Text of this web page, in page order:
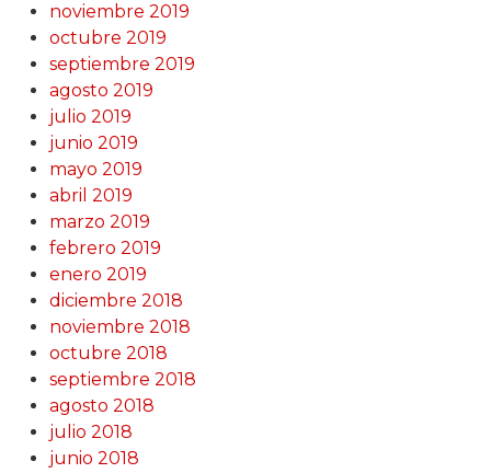
noviembre 2019
octubre 2019
septiembre 2019
agosto 2019
julio 2019
junio 2019
mayo 2019
abril 2019
marzo 2019
febrero 2019
enero 2019
diciembre 2018
noviembre 2018
octubre 2018
septiembre 2018
agosto 2018
julio 2018
junio 2018